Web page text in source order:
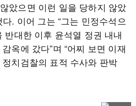
았으면 이런 일을 당하지 않았
. 이어 그는 “그는 민정수석으
반대한 이후 윤석열 정권 내내
옥에 갔다”며 “어찌 보면 이재
치검찰의 표적 수사와 판박